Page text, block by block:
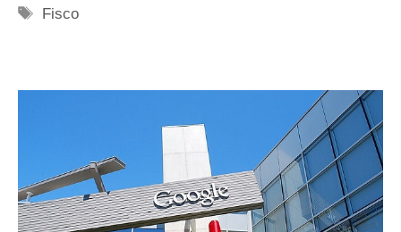
Tag
Fisco